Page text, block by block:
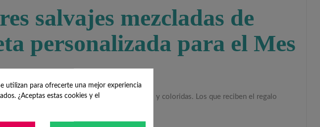
salvajes mezcladas de
personalizada para el Mes
con cariño y estas flores son resistentes y coloridas. Los que reciben el regalo
utilizan para ofrecerte una mejor experiencia
¿Aceptas estas cookies y el